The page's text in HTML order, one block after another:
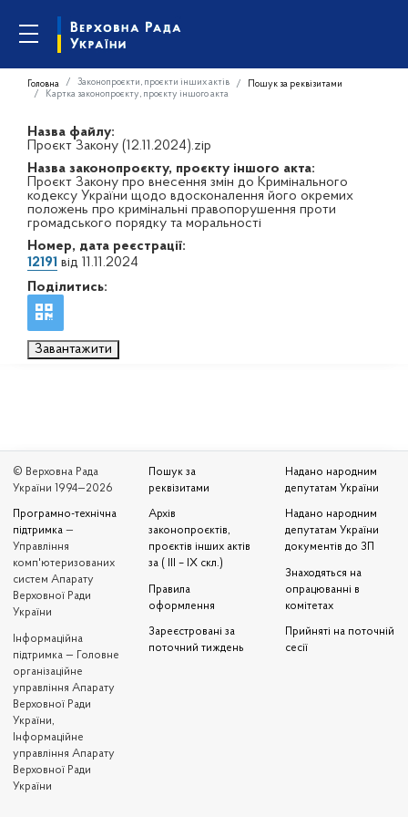
Головна Законопроєкти, проєкти інших актів
Пошук за реквізитами
Картка законопроєкту, проєкту іншого акта
Назва файлу:
Проєкт Закону (12.11.2024).zip
Назва законопроєкту, проєкту іншого акта:
Проєкт Закону про внесення змін до Кримінального
кодексу України щодо вдосконалення його окремих
положень про кримінальні правопорушення проти
громадського порядку та моральності
Номер, дата реєстрації:
12191 від 11.11.2024
Поділитись:
Завантажити
© Верховна Рада
України 1994—2026
Програмно-технічна
підтримка —
Управління
комп'ютеризованих
систем Апарату
Верховної Ради
України
Iнформаційна
підтримка — Головне
організаційне
управління Апарату
Верховної Ради
України,
Інформаційне
управління Апарату
Верховної Ради
України
Пошук за
реквізитами
Архів
законопроєктів,
проєктів інших актів
за ( III – IX скл.)
Правила
оформлення
Зареєстровані за
поточний тиждень
Надано народним
депутатам України
Надано народним
депутатам України
документів до ЗП
Знаходяться на
опрацюванні в
комітетах
Прийняті на поточній
сесії